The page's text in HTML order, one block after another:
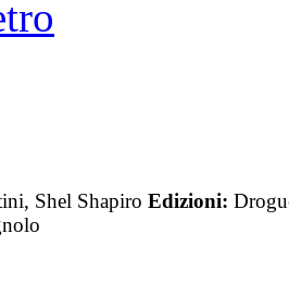
Shel Shapiro Edizioni: